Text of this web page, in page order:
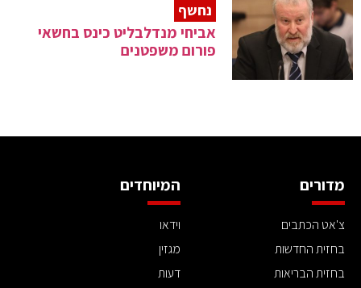
נחשף
אביחי מנדלבליט כינס בחשאי
פורום משפטנים
מדורים
צ'אט הכתבים
בחזית החדשות
בחזית הבריאות
המיוחדים
וידאו
מגזין
דעות